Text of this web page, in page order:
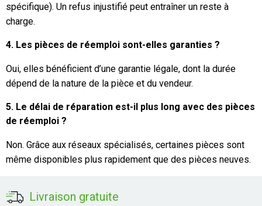
spécifique). Un refus injustifié peut entraîner un reste à
charge.
4. Les pièces de réemploi sont-elles garanties ?
Oui, elles bénéficient d’une garantie légale, dont la durée
dépend de la nature de la pièce et du vendeur.
5. Le délai de réparation est-il plus long avec des pièces
de réemploi ?
Non. Grâce aux réseaux spécialisés, certaines pièces sont
même disponibles plus rapidement que des pièces neuves.
Livraison gratuite